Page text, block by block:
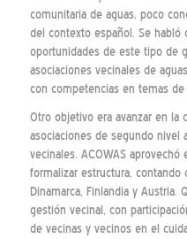
comunitaria de aguas, poco
del contexto español. Se
oportunidades de este tipo de
asociaciones vecinales de
con competencias en temas
Otro objetivo era avanzar en la
asociaciones de segundo nivel
vecinales. ACOWAS
formalizar estructura, contando
Dinamarca, Finlandia y
gestión vecinal, con
de vecinas y vecinos en el